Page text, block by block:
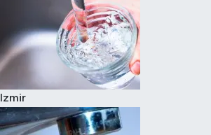
Izmir